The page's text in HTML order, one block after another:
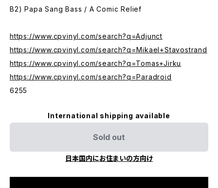
B2) Papa Sang Bass / A Comic Relief
https://www.cpvinyl.com/search?q=Adjunct
https://www.cpvinyl.com/search?q=Mikael+Stavostrand
https://www.cpvinyl.com/search?q=Tomas+Jirku
https://www.cpvinyl.com/search?q=Paradroid
6255
International shipping available
Sold out
日本国内にお住まいの方向け